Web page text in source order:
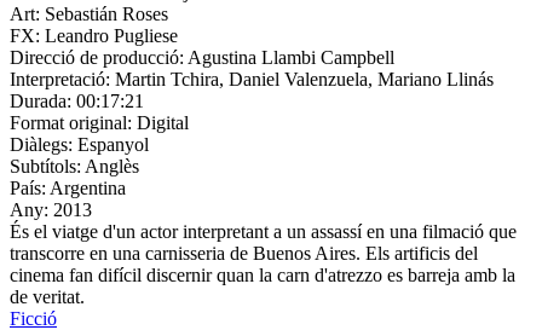
Art: Sebastián Roses
FX: Leandro Pugliese
Direcció de producció: Agustina Llambi Campbell
Interpretació: Martin Tchira, Daniel Valenzuela, Mariano Llinás
Durada: 00:17:21
Format original: Digital
Diàlegs: Espanyol
Subtítols: Anglès
País: Argentina
Any: 2013
És el viatge d'un actor interpretant a un assassí en una filmació que
transcorre en una carnisseria de Buenos Aires. Els artificis del
cinema fan difícil discernir quan la carn d'atrezzo es barreja amb la
de veritat.
Ficció